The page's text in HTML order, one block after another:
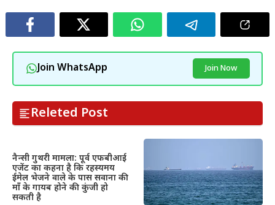
Join WhatsApp Join Now
Releted Post
नैन्सी गुथरी मामला: पूर्व एफबीआई
एजेंट का कहना है कि रहस्यमय
ईमेल भेजने वाले के पास सवाना की
माँ के गायब होने की कुंजी हो
सकती है